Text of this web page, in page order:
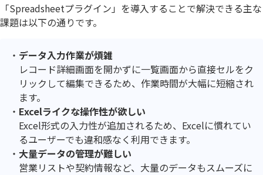
「Spreadsheetプラグイン」を導入することで解決できる主な
課題は以下の通りです。
データ入力作業が煩雑
レコード詳細画面を開かずに一覧画面から直接セルをク
リックして編集できるため、作業時間が大幅に短縮され
ます。
Excelライクな操作性が欲しい
Excel形式の入力性が追加されるため、Excelに慣れてい
るユーザーでも違和感なく利用できます。
大量データの管理が難しい
営業リストや契約情報など、大量のデータもスムーズに